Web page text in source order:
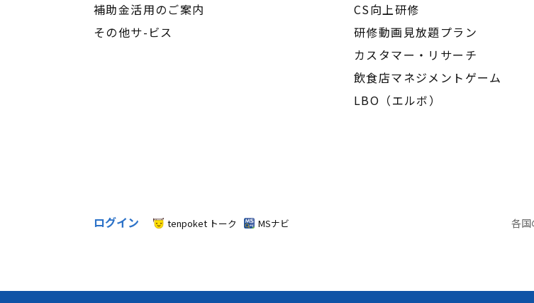
補助金活用のご案内
その他サ-ビス
CS向上研修
研修動画見放題プラン
カスタマー・リサーチ
飲食店マネジメントゲーム
LBO（エルボ）
ログイン tenpoket トーク MSナビ 各国